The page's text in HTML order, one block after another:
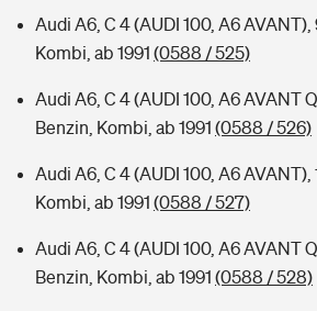
Audi A6, C 4 (AUDI 100, A6 AVANT),
Kombi, ab 1991 (0588 / 525)
Audi A6, C 4 (AUDI 100, A6 AVANT
Benzin, Kombi, ab 1991 (0588 / 526)
Audi A6, C 4 (AUDI 100, A6 AVANT),
Kombi, ab 1991 (0588 / 527)
Audi A6, C 4 (AUDI 100, A6 AVANT
Benzin, Kombi, ab 1991 (0588 / 528)